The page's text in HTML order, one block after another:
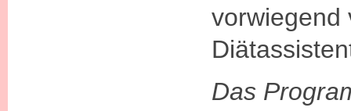
vorwiegend
Das